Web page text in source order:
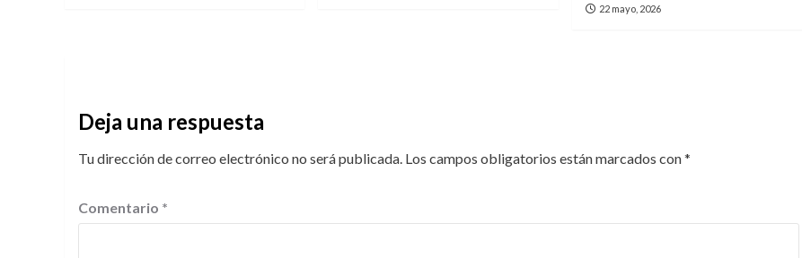
22 mayo, 2026
Deja una respuesta
Tu dirección de correo electrónico no será publicada. Los campos obligatorios están marcados con*
Comentario *